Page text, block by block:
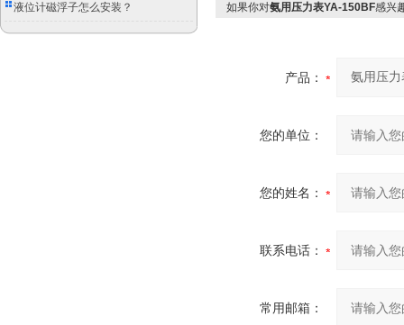
液位计磁浮子怎么安装？ 如果你对氨用压力表YA-150BF感兴
产品：
您的单位：
您的姓名：
联系电话：
常用邮箱：